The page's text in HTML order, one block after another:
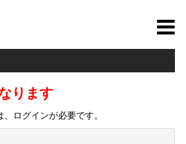
ります
ログインが必要です。